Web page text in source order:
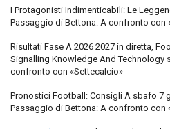
I Protagonisti Indimenticabili: Le
Passaggio di Bettona: A confronto con
Risultati Fase A 2026 2027 in diretta,
Signalling Knowledge And Technology
confronto con «Settecalcio»
Pronostici Football: Consigli A sbafo 7
Passaggio di Bettona: A confronto con